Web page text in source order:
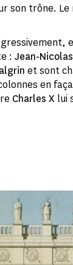
son trône. Le
:Jean-
et sont
en
Charles X lui